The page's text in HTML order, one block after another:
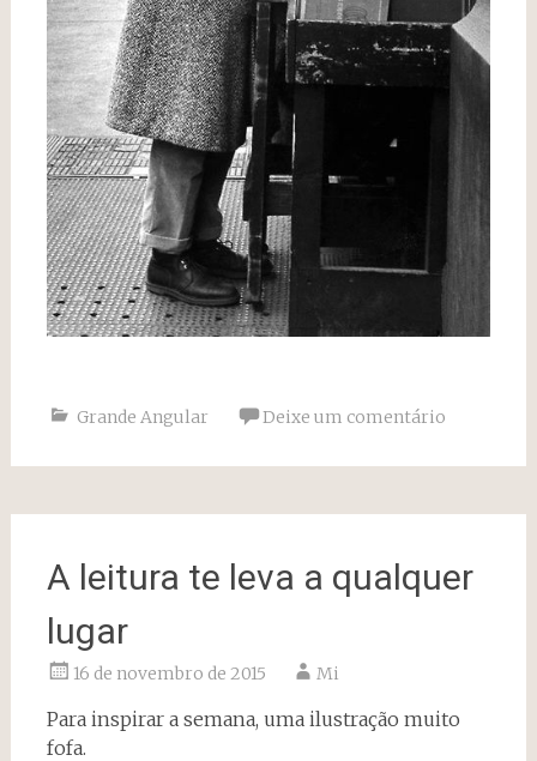
Grande Angular Deixe um comentário
A leitura te leva a qualquer
lugar
16 de novembro de 2015 Mi
Para inspirar a semana, uma ilustração muito
fofa.